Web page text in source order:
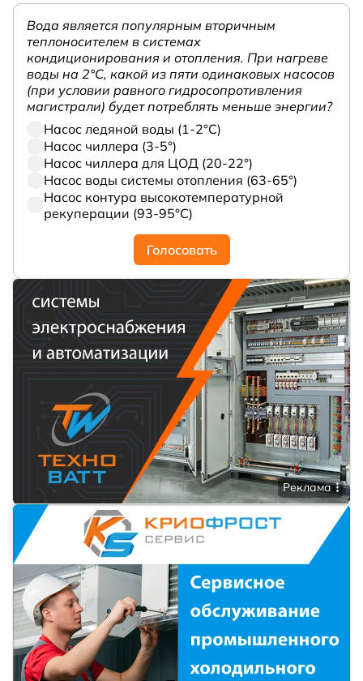
Вода является популярным вторичным
теплоносителем в системах
кондиционирования и отопления. При нагреве
воды на 2°С, какой из пяти одинаковых насосов
(при условии равного гидросопротивления
магистрали) будет потреблять меньше энергии?
Насос ледяной воды (1-2°С)
Насос чиллера (3-5°)
Насос чиллера для ЦОД (20-22°)
Насос воды системы отопления (63-65°)
Насос контура высокотемпературной
рекуперации (93-95°С)
Голосовать
Реклама